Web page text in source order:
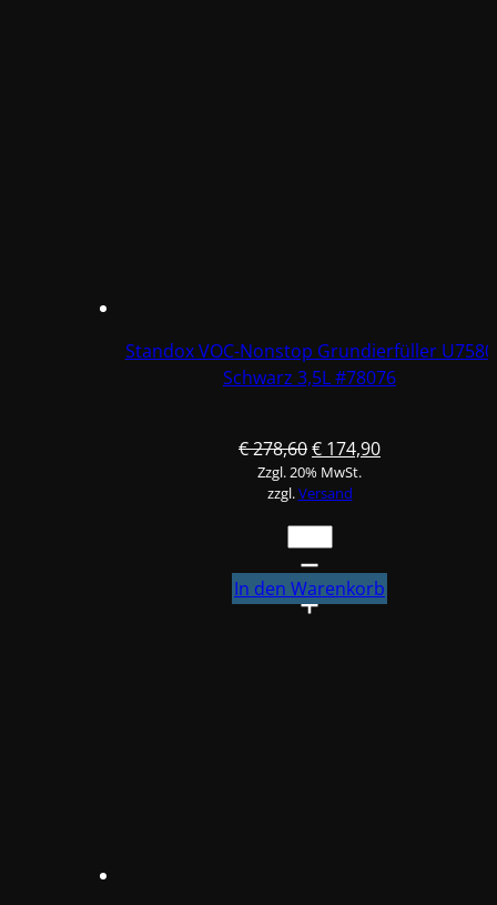
Standox VOC-Nonstop Grundierfüller U7580
Schwarz 3,5L #78076
€278,60Ursprünglicher
Preis
war:
€ 278,60
€ 174,90Aktueller
Zzgl. 20% MwSt.
zzgl.Versand
Standox
VOC-
Nonstop
Grundierfüller
In den Warenkorb